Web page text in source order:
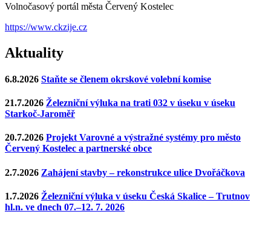
Volnočasový portál města Červený Kostelec
https://www.ckzije.cz
Aktuality
6.8.2026 Staňte se členem okrskové volební komise
21.7.2026 Železniční výluka na trati 032 v úseku v úseku
Starkoč-Jaroměř
20.7.2026 Projekt Varovné a výstražné systémy pro město
Červený Kostelec a partnerské obce
2.7.2026 Zahájení stavby – rekonstrukce ulice Dvořáčkova
1.7.2026 Železniční výluka v úseku Česká Skalice – Trutnov
hl.n. ve dnech 07.–12. 7. 2026